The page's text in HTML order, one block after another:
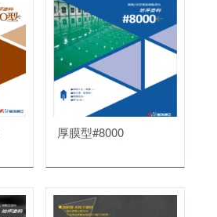
厚膜型#8000